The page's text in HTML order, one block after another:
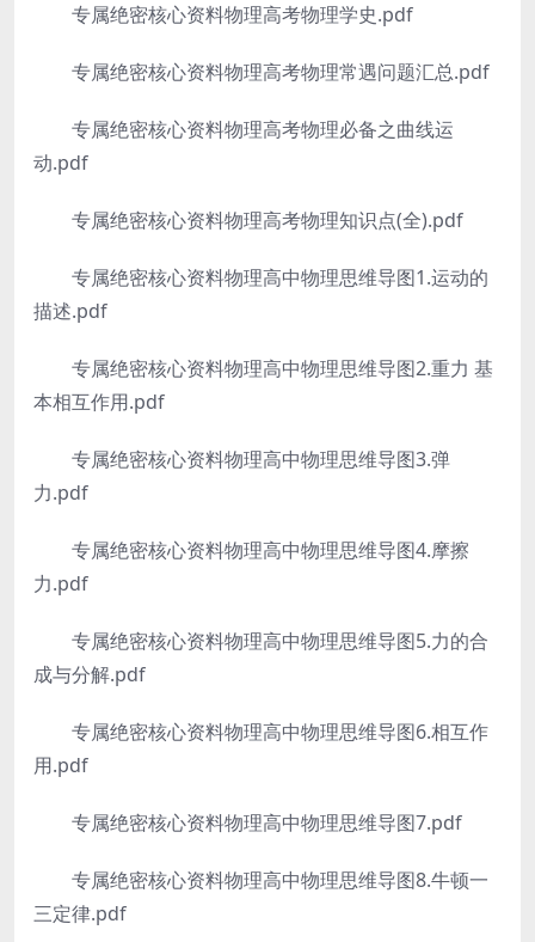
专属绝密核心资料物理高考物理学史.pdf
专属绝密核心资料物理高考物理常遇问题汇总.pdf
专属绝密核心资料物理高考物理必备之曲线运
动.pdf
专属绝密核心资料物理高考物理知识点(全).pdf
专属绝密核心资料物理高中物理思维导图1.运动的
描述.pdf
专属绝密核心资料物理高中物理思维导图2.重力 基
本相互作用.pdf
专属绝密核心资料物理高中物理思维导图3.弹
力.pdf
专属绝密核心资料物理高中物理思维导图4.摩擦
力.pdf
专属绝密核心资料物理高中物理思维导图5.力的合
成与分解.pdf
专属绝密核心资料物理高中物理思维导图6.相互作
用.pdf
专属绝密核心资料物理高中物理思维导图7.pdf
专属绝密核心资料物理高中物理思维导图8.牛顿一
三定律.pdf